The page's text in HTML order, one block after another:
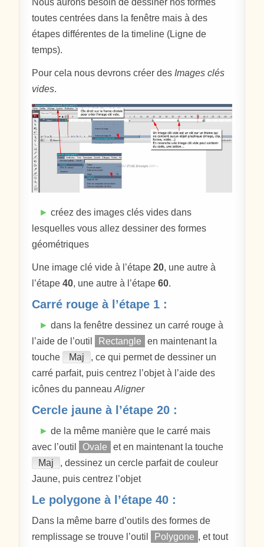
toutes centrées dans la fenêtre mais à des
étapes différentes de la timeline (Ligne de
temps).
Pour cela nous devrons créer des Images clés
vides.
► créez des images clés vides dans
lesquelles vous allez dessiner des formes
géométriques
Une image clé vide à l’étape20, une autre à
l’étape40, une autre à l’étape60.
Carré rouge à l’étape 1 :
► dans la fenêtre dessinez un carré rouge à
l’aide de l’outil
Rectangle
en maintenant la
touche
Maj
, ce qui permet de dessiner un
carré parfait, puis centrez l’objet à l’aide des
icônes du panneauAligner
Cercle jaune à l’étape 20 :
► de la même manière que le carré mais
avec l’outil
Ovale
et en maintenant la touche
Maj
, dessinez un cercle parfait de couleur
Jaune, puis centrez l’objet
Le polygone à l’étape 40 :
Dans la même barre d’outils des formes de
remplissage se trouve l’outil
Polygone , et tout